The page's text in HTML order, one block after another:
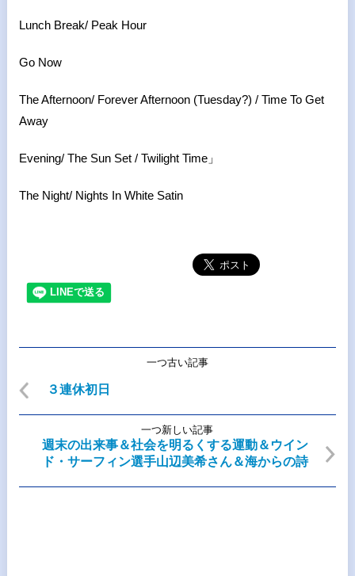
Lunch Break/ Peak Hour
Go Now
The Afternoon/ Forever Afternoon (Tuesday?) / Time To Get
Away
Evening/ The Sun Set / Twilight Time」
The Night/ Nights In White Satin
一つ古い記事
３連休初日
一つ新しい記事
週末の出来事＆社会を明るくする運動＆ウイン
ド・サーフィン選手山辺美希さん＆海からの詩